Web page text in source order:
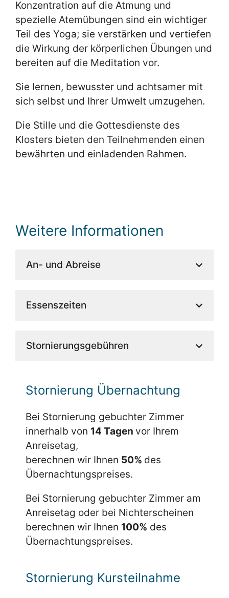
Konzentration auf die Atmung und
spezielle Atemübungen sind ein wichtiger
Teil des Yoga; sie verstärken und vertiefen
die Wirkung der körperlichen Übungen und
bereiten auf die Meditation vor.
Sie lernen, bewusster und achtsamer mit
sich selbst und Ihrer Umwelt umzugehen.
Die Stille und die Gottesdienste des
Klosters bieten den Teilnehmenden einen
bewährten und einladenden Rahmen.
Weitere Informationen
An- und Abreise
Essenszeiten
Stornierungsgebühren
Stornierung Übernachtung
Bei Stornierung gebuchter Zimmer
innerhalb von 14 Tagen vor Ihrem
Anreisetag,
berechnen wir Ihnen 50% des
Übernachtungspreises.
Bei Stornierung gebuchter Zimmer am
Anreisetag oder bei Nichterscheinen
berechnen wir Ihnen 100% des
Übernachtungspreises.
Stornierung Kursteilnahme